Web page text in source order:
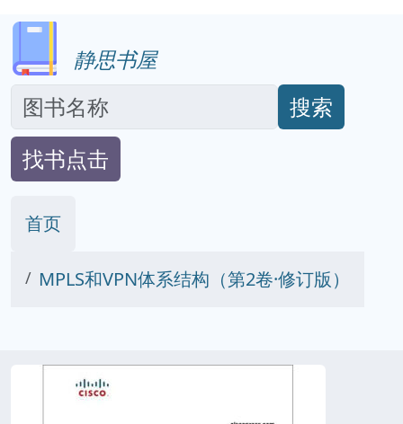
静思书屋
搜索
找书点击
首页
MPLS和VPN体系结构（第2卷·修订版）